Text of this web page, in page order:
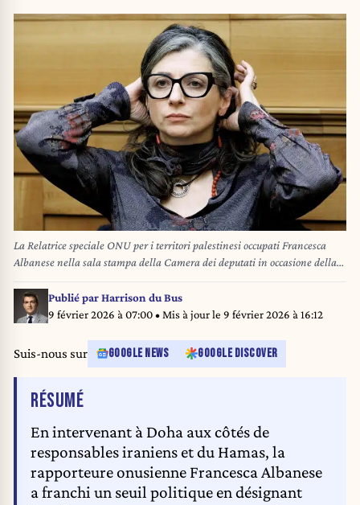
La Relatrice speciale ONU per i territori palestinesi occupati Francesca
Albanese nella sala stampa della Camera dei deputati in occasione della
presentazione del nuovo Rapporto su Gaza dal titolo “Genocidio di Gaza:
un crimine collettivo”, Roma, Martedì 3 Febbraio 2026 (Foto Roberto
Monaldo / LaPresse) UN Special Rapporteur for the Occupied Palestinian
deputies during the presentation of the new Report on Gaza entitled
"Genocide in Gaza: a collective crime”, Rome, Tuesday February 3, 2026
(Photo by Roberto Monaldo /LaPresse)
Publié parHarrison du Bus
9 février 2026 à 07:00• Mis à jour le 9 février 2026 à 16:12
Suis-nous sur GOOGLE NEWS GOOGLE DISCOVER
RÉSUMÉDE L'ARTICLE
En intervenant à Doha aux côtés de
responsables iraniens et du Hamas, la
rapporteure onusienne Francesca Albanese
a franchi un seuil politique en désignant